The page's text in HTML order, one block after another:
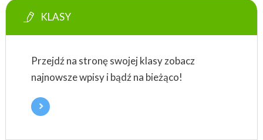
KLASY
Przejdź na stronę swojej klasy zobacz
najnowsze wpisy i bądź na bieżąco!